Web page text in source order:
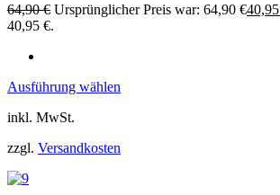
64,90€ Ursprünglicher Preis war: 64,90 €40,95
40,95 €.
Ausführung wählen
inkl. MwSt.
zzgl. Versandkosten